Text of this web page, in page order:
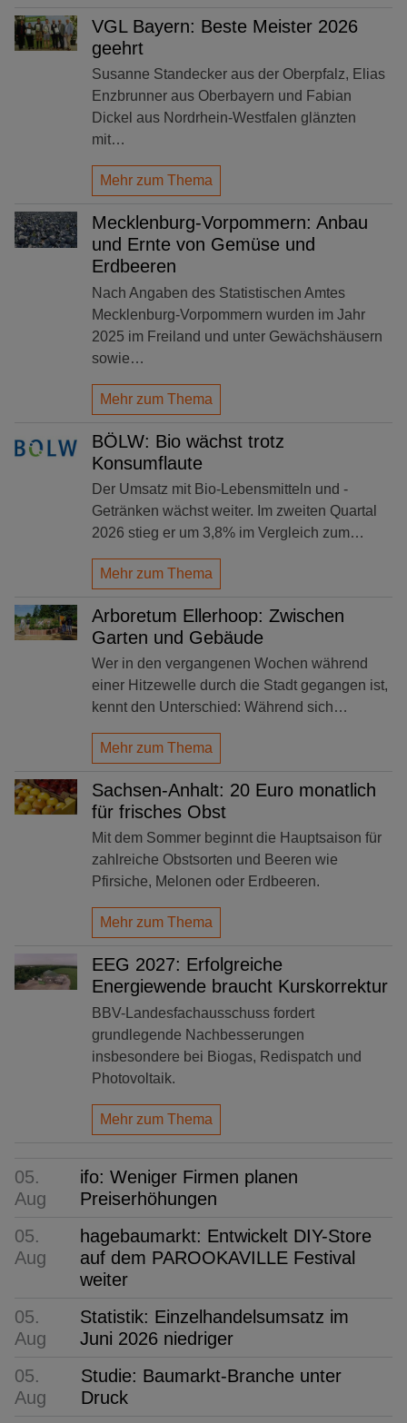
VGL Bayern: Beste Meister 2026
geehrt
Susanne Standecker aus der Oberpfalz, Elias
Enzbrunner aus Oberbayern und Fabian
Dickel aus Nordrhein-Westfalen glänzten
mit…
Mehr zum Thema
Mecklenburg-Vorpommern: Anbau
und Ernte von Gemüse und
Erdbeeren
Nach Angaben des Statistischen Amtes
Mecklenburg-Vorpommern wurden im Jahr
2025 im Freiland und unter Gewächshäusern
sowie…
Mehr zum Thema
BÖLW: Bio wächst trotz
Konsumflaute
Der Umsatz mit Bio-Lebensmitteln und -
Getränken wächst weiter. Im zweiten Quartal
2026 stieg er um 3,8% im Vergleich zum…
Mehr zum Thema
Arboretum Ellerhoop: Zwischen
Garten und Gebäude
Wer in den vergangenen Wochen während
einer Hitzewelle durch die Stadt gegangen ist,
kennt den Unterschied: Während sich…
Mehr zum Thema
Sachsen-Anhalt: 20 Euro monatlich
für frisches Obst
Mit dem Sommer beginnt die Hauptsaison für
zahlreiche Obstsorten und Beeren wie
Pfirsiche, Melonen oder Erdbeeren.
Mehr zum Thema
EEG 2027: Erfolgreiche
Energiewende braucht Kurskorrektur
BBV-Landesfachausschuss fordert
grundlegende Nachbesserungen
insbesondere bei Biogas, Redispatch und
Photovoltaik.
Mehr zum Thema
05.
Aug
ifo: Weniger Firmen planen
Preiserhöhungen
05.
Aug
hagebaumarkt: Entwickelt DIY-Store
auf dem PAROOKAVILLE Festival
weiter
05.
Aug
Statistik: Einzelhandelsumsatz im
Juni 2026 niedriger
05.
Aug
Studie: Baumarkt-Branche unter
Druck